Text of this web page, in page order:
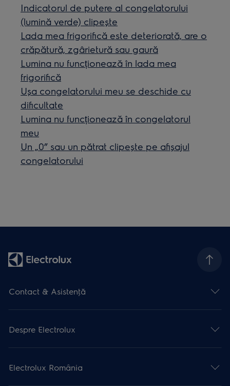
Indicatorul de putere al congelatorului
(lumină verde) clipește
Lada mea frigorifică este deteriorată, are o
crăpătură, zgârietură sau gaură
Lumina nu funcționează în lada mea
frigorifică
Ușa congelatorului meu se deschide cu
dificultate
Lumina nu funcționează în congelatorul
meu
Un „0” sau un pătrat clipește pe afișajul
congelatorului
Contact & Asistenţă
Despre Electrolux
Electrolux România